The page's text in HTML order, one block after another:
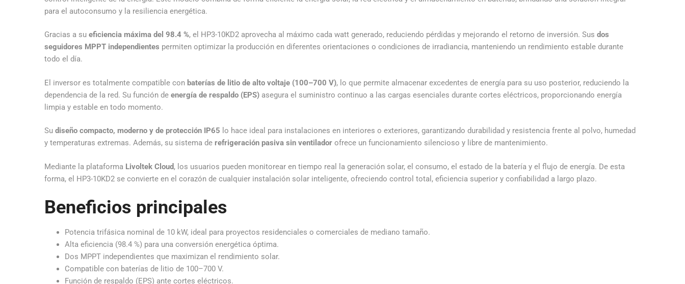
para el autoconsumo y la resiliencia energética.
Gracias a su eficiencia máxima del 98.4 %, el HP3-10KD2 aprovecha al máximo cada watt generado, reduciendo pérdidas y mejorando el retorno de inversión. Sus dos
seguidores MPPT independientes permiten optimizar la producción en diferentes orientaciones o condiciones de irradiancia, manteniendo un rendimiento estable durante
todo el día.
El inversor es totalmente compatible con baterías de litio de alto voltaje (100–700 V), lo que permite almacenar excedentes de energía para su uso posterior, reduciendo la
dependencia de la red. Su función de energía de respaldo (EPS) asegura el suministro continuo a las cargas esenciales durante cortes eléctricos, proporcionando energía
limpia y estable en todo momento.
Su diseño compacto, moderno y de protección IP65 lo hace ideal para instalaciones en interiores o exteriores, garantizando durabilidad y resistencia frente al polvo, humedad
y temperaturas extremas. Además, su sistema de refrigeración pasiva sin ventilador ofrece un funcionamiento silencioso y libre de mantenimiento.
Mediante la plataforma Livoltek Cloud, los usuarios pueden monitorear en tiempo real la generación solar, el consumo, el estado de la batería y el flujo de energía. De esta
forma, el HP3-10KD2 se convierte en el corazón de cualquier instalación solar inteligente, ofreciendo control total, eficiencia superior y confiabilidad a largo plazo.
Beneficios principales
Potencia trifásica nominal de 10 kW, ideal para proyectos residenciales o comerciales de mediano tamaño.
Alta eficiencia (98.4 %) para una conversión energética óptima.
Dos MPPT independientes que maximizan el rendimiento solar.
Compatible con baterías de litio de 100–700 V.
Función de respaldo (EPS) ante cortes eléctricos.